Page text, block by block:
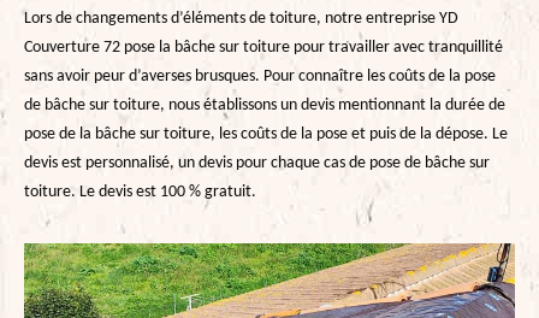
Lors de changements d’éléments de toiture, notre entreprise YD
Couverture 72 pose la bâche sur toiture pour travailler avec tranquillité
sans avoir peur d’averses brusques. Pour connaître les coûts de la pose
de bâche sur toiture, nous établissons un devis mentionnant la durée de
pose de la bâche sur toiture, les coûts de la pose et puis de la dépose. Le
devis est personnalisé, un devis pour chaque cas de pose de bâche sur
toiture. Le devis est 100 % gratuit.